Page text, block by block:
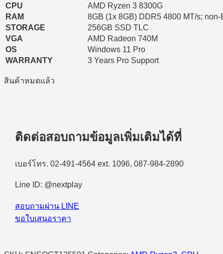
CPU
AMD Ryzen 3 8300G
RAM
8GB (1x 8GB) DDR5 4800 MT/s; non-
STORAGE
256GB SSD TLC
VGA
AMD Radeon 740M
OS
Windows 11 Pro
WARRANTY
3 Years Pro Support
สินค้าหมดแล้ว
ติดต่อสอบถามข้อมูลเพิ่มเติมได้ที่
เบอร์โทร. 02-491-4564 ext. 1096, 087-984-2890
Line ID: @nextplay
สอบถามผ่าน LINE
ขอใบเสนอราคา